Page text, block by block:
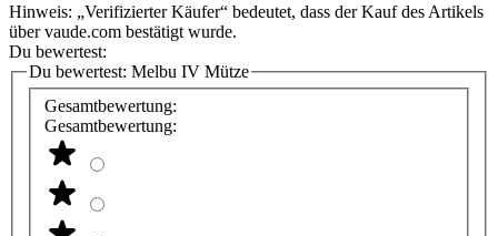
Hinweis: „Verifizierter Käufer“ bedeutet, dass der Kauf des Artikels
über vaude.com bestätigt wurde.
Du bewertest:
Du bewertest: Melbu IV Mütze
Gesamtbewertung:
Gesamtbewertung: